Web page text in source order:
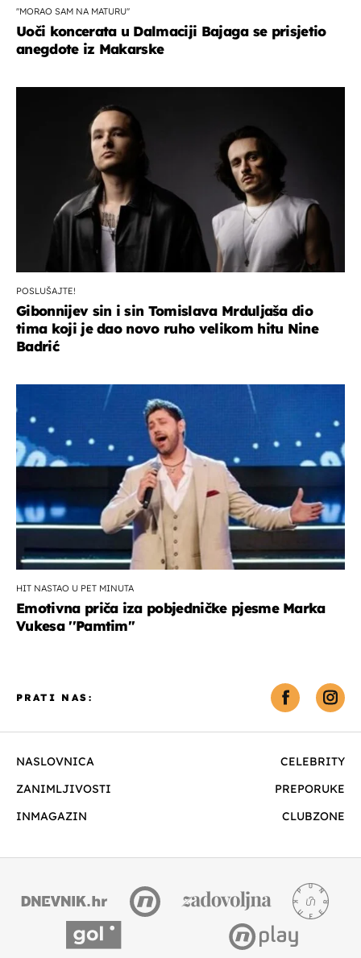
''MORAO SAM NA MATURU''
Uoči koncerata u Dalmaciji Bajaga se prisjetio
anegdote iz Makarske
POSLUŠAJTE!
Gibonnijev sin i sin Tomislava Mrduljaša dio
tima koji je dao novo ruho velikom hitu Nine
Badrić
HIT NASTAO U PET MINUTA
Emotivna priča iza pobjedničke pjesme Marka
Vukesa ''Pamtim''
NASLOVNICA
CELEBRITY
ZANIMLJIVOSTI
PREPORUKE
INMAGAZIN
CLUBZONE
PRATI NAS: